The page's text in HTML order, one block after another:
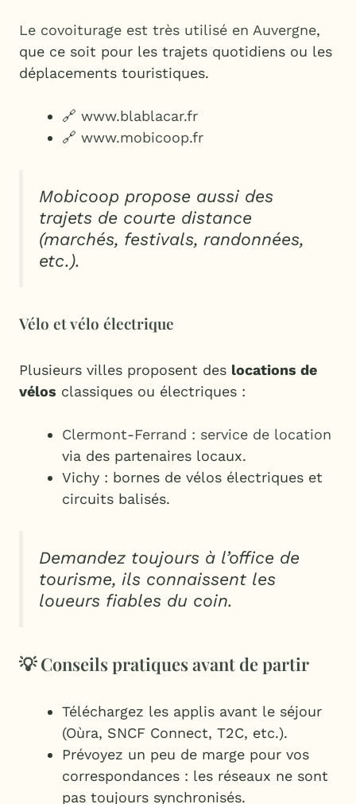
Le covoiturage est très utilisé en Auvergne,
que ce soit pour les trajets quotidiens ou les
déplacements touristiques.
🔗 www.blablacar.fr
🔗 www.mobicoop.fr
Mobicoop propose aussi des
trajets de courte distance
(marchés, festivals, randonnées,
etc.).
Vélo et vélo électrique
Plusieurs villes proposent des locations de
vélos classiques ou électriques :
Clermont-Ferrand : service de location
via des partenaires locaux.
Vichy : bornes de vélos électriques et
circuits balisés.
Demandez toujours à l’office de
tourisme, ils connaissent les
loueurs fiables du coin.
💡 Conseils pratiques avant de partir
Téléchargez les applis avant le séjour
(Oùra, SNCF Connect, T2C, etc.).
Prévoyez un peu de marge pour vos
correspondances : les réseaux ne sont
pas toujours synchronisés.